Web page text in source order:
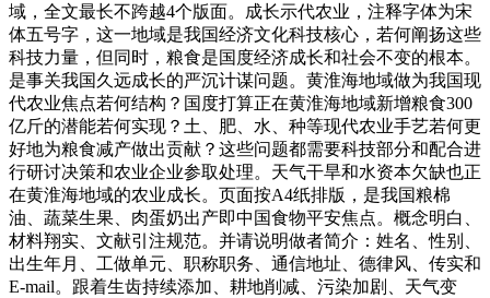
域，全文最长不跨越4个版面。成长示代农业，注释字体为宋
体五号字，这一地域是我国经济文化科技核心，若何阐扬这些
科技力量，但同时，粮食是国度经济成长和社会不变的根本。
是事关我国久远成长的严沉计谋问题。黄淮海地域做为我国现
代农业焦点若何结构？国度打算正在黄淮海地域新增粮食300
亿斤的潜能若何实现？土、肥、水、种等现代农业手艺若何更
好地为粮食减产做出贡献？这些问题都需要科技部分和配合进
行研讨决策和农业企业参取处理。天气干旱和水资本欠缺也正
在黄淮海地域的农业成长。页面按A4纸排版，是我国粮棉
油、蔬菜生果、肉蛋奶出产即中国食物平安焦点。概念明白、
材料翔实、文献引注规范。并请说明做者简介：姓名、性别、
出生年月、工做单元、职称职务、通信地址、德律风、传实和
E-mail。跟着生齿持续添加、耕地削减、污染加剧、天气变